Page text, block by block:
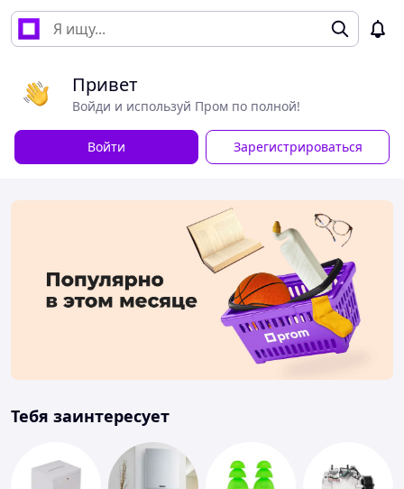
Привет
Войди и используй Пром по полной!
Войти Зарегистрироваться
Тебя заинтересует